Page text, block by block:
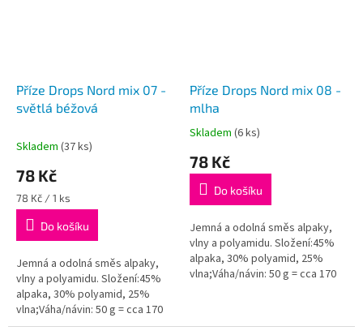
Příze Drops Nord mix 07 -
světlá béžová
Skladem (37 ks)
78 Kč
Měrná
cena:
78 Kč / 1 ks
Do košíku
Jemná a odolná směs alpaky,
vlny a polyamidu. Složení:45%
alpaka, 30% polyamid, 25%
vlna;Váha/návin: 50 g = cca 170
metrů;Doporučená síla jehlic: 3
Příze Drops Nord mix 08 -
mlha
Průměrné
produktu
5,0
5
hvězdiček.
Skladem (6 ks)
78 Kč
Do košíku
Jemná a odolná směs alpaky,
vlny a polyamidu. Složení:45%
alpaka, 30% polyamid, 25%
vlna;Váha/návin: 50 g = cca 170